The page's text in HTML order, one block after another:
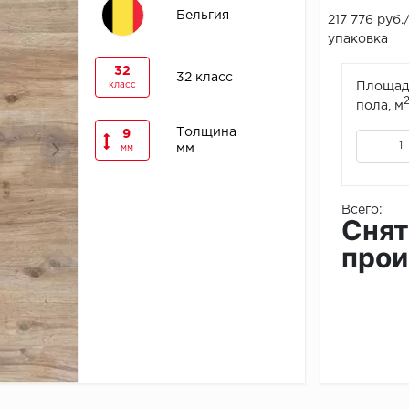
Бельгия
32
класс
32 класс
9
мм
Толщина
мм
217 776 руб./
упаковка
пола, м2
Всего: